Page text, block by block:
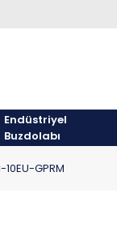
Endüstriyel
Buzdolabı
GPRM